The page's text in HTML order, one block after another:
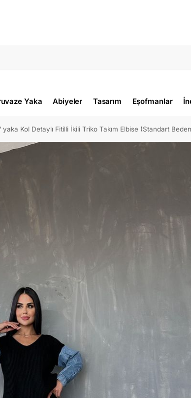
Yaka Abiyeler Tasarım Eşofmanlar
yaka Kol Detaylı Fitilli İkili Triko Takım Elbise (Standart